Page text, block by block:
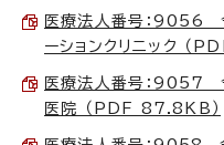
医療法人番号：9056
ーションクリニック （
医療法人番号：9057
医院 （PDF 87.8KB）